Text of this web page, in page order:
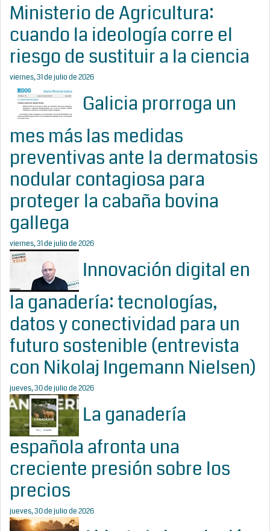
Ministerio de Agricultura:
cuando la ideología corre el
riesgo de sustituir a la ciencia
viernes, 31 de julio de 2026
Galicia prorroga un
mes más las medidas
preventivas ante la dermatosis
nodular contagiosa para
proteger la cabaña bovina
gallega
viernes, 31 de julio de 2026
Innovación digital en
la ganadería: tecnologías,
datos y conectividad para un
futuro sostenible (entrevista
con Nikolaj Ingemann Nielsen)
jueves, 30 de julio de 2026
La ganadería
española afronta una
creciente presión sobre los
precios
jueves, 30 de julio de 2026